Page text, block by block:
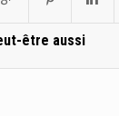
être aussi